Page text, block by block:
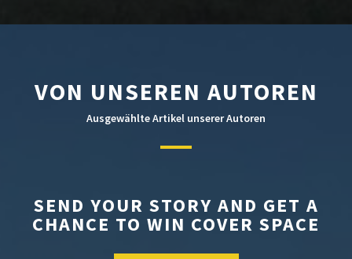
VON UNSEREN AUTOREN
Ausgewählte Artikel unserer Autoren
SEND YOUR STORY AND GET A
CHANCE TO WIN COVER SPACE